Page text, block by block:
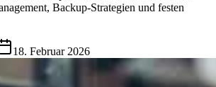
Backup-Strategien und festen
18. Februar 2026